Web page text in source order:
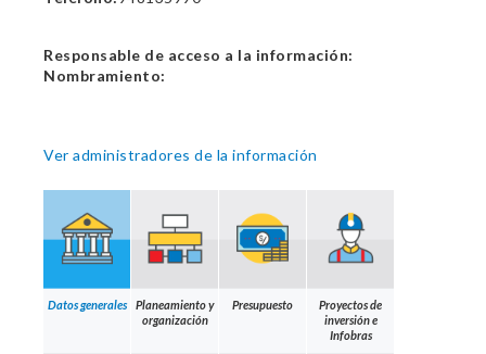
Responsable de acceso a la información:
Nombramiento:
Ver administradores de la información
Datos generales
Planeamiento y
organización
Presupuesto
Proyectos de
inversión e
Infobras